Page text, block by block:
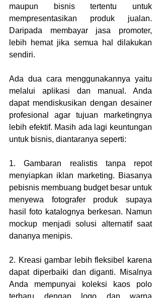
maupun bisnis tertentu untuk
mempresentasikan produk jualan.
Daripada membayar jasa promoter,
lebih hemat jika semua hal dilakukan
sendiri.
Ada dua cara menggunakannya yaitu
melalui aplikasi dan manual. Anda
dapat mendiskusikan dengan desainer
profesional agar tujuan marketingnya
lebih efektif. Masih ada lagi keuntungan
untuk bisnis, diantaranya seperti:
1. Gambaran realistis tanpa repot
menyiapkan iklan marketing. Biasanya
pebisnis membuang budget besar untuk
menyewa fotografer produk supaya
hasil foto katalognya berkesan. Namun
mockup menjadi solusi alternatif saat
dananya menipis.
2. Kreasi gambar lebih fleksibel karena
dapat diperbaiki dan diganti. Misalnya
Anda mempunyai koleksi kaos polo
terbaru dengan logo dan warna